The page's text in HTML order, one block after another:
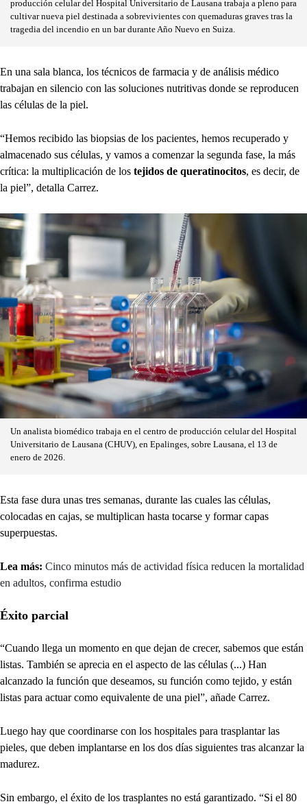
producción celular del Hospital Universitario de Lausana trabaja a pleno para
cultivar nueva piel destinada a sobrevivientes con quemaduras graves tras la
tragedia del incendio en un bar durante Año Nuevo en Suiza.
En una sala blanca, los técnicos de farmacia y de análisis médico
trabajan en silencio con las soluciones nutritivas donde se reproducen
las células de la piel.
“Hemos recibido las biopsias de los pacientes, hemos recuperado y
almacenado sus células, y vamos a comenzar la segunda fase, la más
crítica: la multiplicación de los tejidos de queratinocitos, es decir, de
la piel”, detalla Carrez.
Un analista biomédico trabaja en el centro de producción celular del Hospital
Universitario de Lausana (CHUV), en Epalinges, sobre Lausana, el 13 de
enero de 2026.
Esta fase dura unas tres semanas, durante las cuales las células,
colocadas en cajas, se multiplican hasta tocarse y formar capas
superpuestas.
Lea más: Cinco minutos más de actividad física reducen la mortalidad
en adultos, confirma estudio
Éxito parcial
“Cuando llega un momento en que dejan de crecer, sabemos que están
listas. También se aprecia en el aspecto de las células (...) Han
alcanzado la función que deseamos, su función como tejido, y están
listas para actuar como equivalente de una piel”, añade Carrez.
Luego hay que coordinarse con los hospitales para trasplantar las
pieles, que deben implantarse en los dos días siguientes tras alcanzar la
madurez.
Sin embargo, el éxito de los trasplantes no está garantizado. “Si el 80